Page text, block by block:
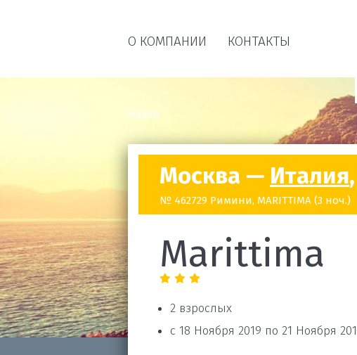
О КОМПАНИИ КОНТАКТЫ
Назад
Москва — Италия
№ 462729 Римини, MARITTIMA (3 ноч.)
Marittima
2 взрослых
с 18 Ноября 2019 по 21 Ноября